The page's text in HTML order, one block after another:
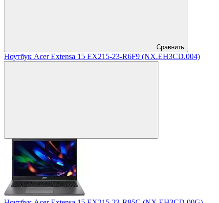
Сравнить
Ноутбук Acer Extensa 15 EX215-23-R6F9 (NX.EH3CD.004)